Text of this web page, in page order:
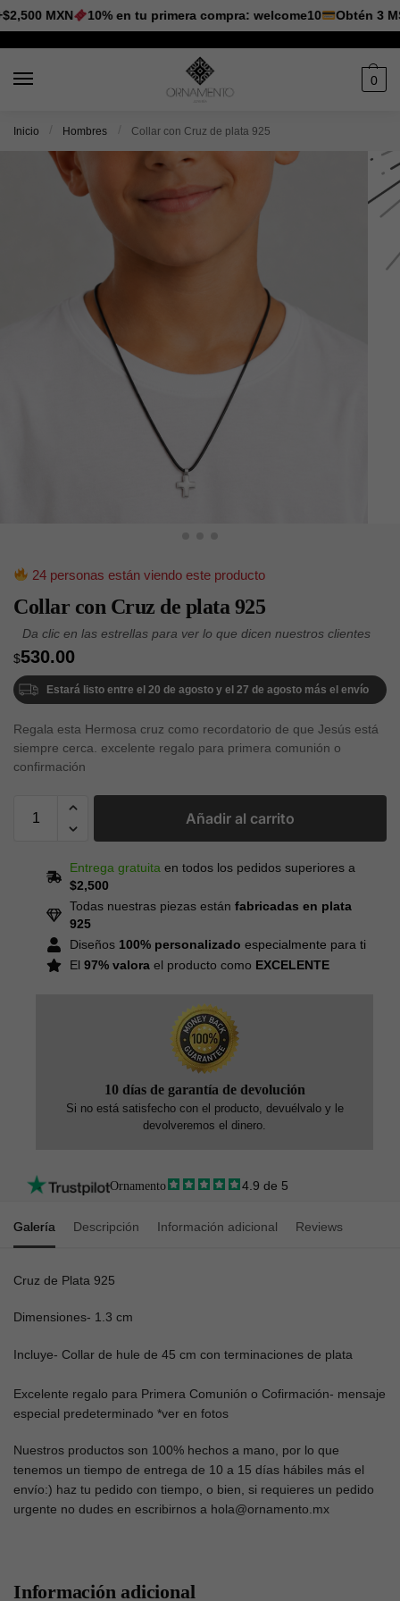
MXN 10% en tu primera compra: welcome10 Obtén 3 MSI
0
Inicio Hombres Collar con Cruz de plata 925
24 personas están viendo este producto
Collar con Cruz de plata 925
$530.00
Estará listo entre el 20 de agosto y el 27 de agosto más el envío
Regala esta Hermosa cruz como recordatorio de que Jesús está
siempre cerca. excelente regalo para primera comunión o
confirmación
Añadir al carrito
Entrega gratuitaen todos los pedidos superiores a
$2,500
Todas nuestras piezas estánfabricadas en plata
925
Diseños 100% personalizado especialmente para ti
El97% valora el producto como EXCELENTE
10 días de garantía de devolución
Si no está satisfecho con el producto, devuélvalo y le
devolveremos el dinero.
Ornamento 4.9 de 5
Galería Descripción Información adicional Reviews
Cruz de Plata 925
Dimensiones- 1.3 cm
Incluye- Collar de hule de 45 cm con terminaciones de plata
Excelente regalo para Primera Comunión o Cofirmación- mensaje
especial predeterminado *ver en fotos
Nuestros productos son 100% hechos a mano, por lo que
tenemos un tiempo de entrega de 10 a 15 días hábiles más el
envío:) haz tu pedido con tiempo, o bien, si requieres un pedido
urgente no dudes en escribirnos a hola@ornamento.mx
Información adicional